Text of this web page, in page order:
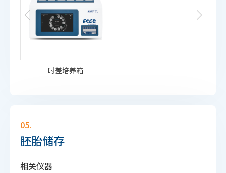
时差培养箱
05.
胚胎储存
相关仪器